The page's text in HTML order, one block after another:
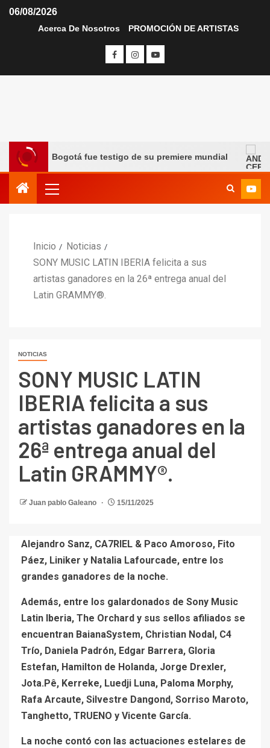
06/08/2026
Acerca De Nosotros PROMOCIÓN DE ARTISTAS
Bogotá fue testigo de su premiere mundial
Inicio
Noticias
SONY MUSIC LATIN IBERIA felicita a sus
artistas ganadores en la 26ª entrega anual del
Latin GRAMMY®.
NOTICIAS
SONY MUSIC LATIN
IBERIA felicita a sus
artistas ganadores en la
26ª entrega anual del
Latin GRAMMY®.
Juan pablo Galeano 15/11/2025
Alejandro Sanz, CA7RIEL & Paco Amoroso, Fito
Páez, Liniker y Natalia Lafourcade, entre los
grandes ganadores de la noche.
Además, entre los galardonados de Sony Music
Latin Iberia, The Orchard y sus sellos afiliados se
encuentran BaianaSystem, Christian Nodal, C4
Trío, Daniela Padrón, Edgar Barrera, Gloria
Estefan, Hamilton de Holanda, Jorge Drexler,
Jota.Pê, Kerreke, Luedji Luna, Paloma Morphy,
Rafa Arcaute, Silvestre Dangond, Sorriso Maroto,
Tanghetto, TRUENO y Vicente García.
La noche contó con las actuaciones estelares de